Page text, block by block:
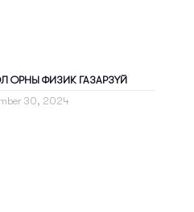
ОРНЫ ФИЗИК ГАЗАРЗҮЙ
30, 2024